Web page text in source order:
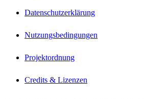
Datenschutzerklärung
Nutzungsbedingungen
Projektordnung
Credits & Lizenzen